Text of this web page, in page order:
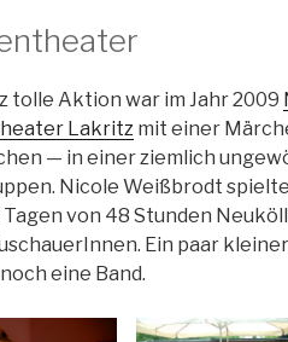
tolle Aktion war im Jahr 2009
Lakritzmit einer
— in einer ziemlich
Nicole Weißbrodt
von 48 Stunden
Ein paar
eine Band.